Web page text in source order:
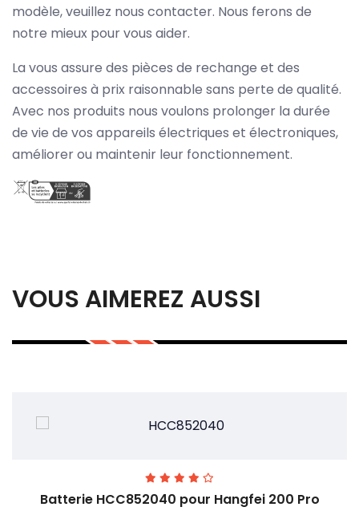
modèle, veuillez nous contacter. Nous ferons de
notre mieux pour vous aider.
La vous assure des pièces de rechange et des
accessoires à prix raisonnable sans perte de qualité.
Avec nos produits nous voulons prolonger la durée
de vie de vos appareils électriques et électroniques,
améliorer ou maintenir leur fonctionnement.
VOUS AIMEREZ AUSSI
Batterie HCC852040 pour Hangfei 200 Pro